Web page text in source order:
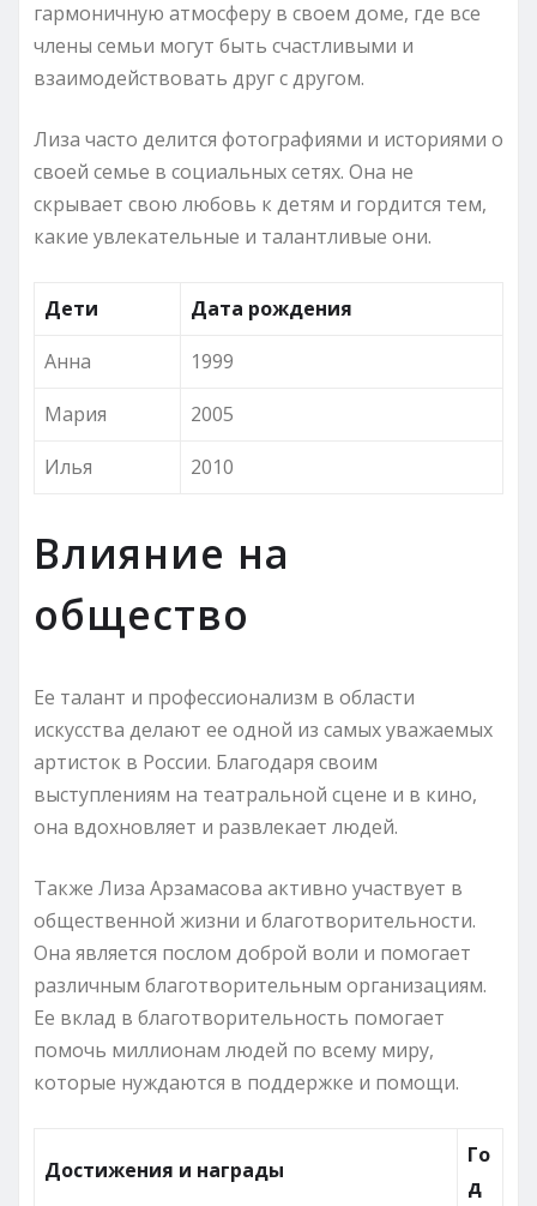
гармоничную атмосферу в своем доме, где все
члены семьи могут быть счастливыми и
взаимодействовать друг с другом.
Лиза часто делится фотографиями и историями о
своей семье в социальных сетях. Она не
скрывает свою любовь к детям и гордится тем,
какие увлекательные и талантливые они.
Дети
Дата рождения
Анна
1999
Мария
2005
Илья
2010
Влияние на
общество
Ее талант и профессионализм в области
искусства делают ее одной из самых уважаемых
артисток в России. Благодаря своим
выступлениям на театральной сцене и в кино,
она вдохновляет и развлекает людей.
Также Лиза Арзамасова активно участвует в
общественной жизни и благотворительности.
Она является послом доброй воли и помогает
различным благотворительным организациям.
Ее вклад в благотворительность помогает
помочь миллионам людей по всему миру,
которые нуждаются в поддержке и помощи.
Достижения и награды
Го
д